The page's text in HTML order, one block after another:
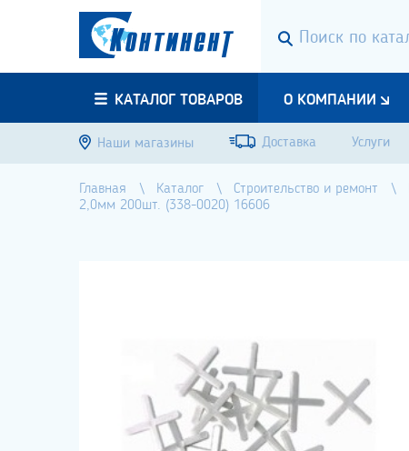
КАТАЛОГ ТОВАРОВ О КОМПАНИИ
Наши магазины Доставка Услуги
Главная Каталог Строительство и ремонт
2,0мм 200шт. (338-0020) 16606